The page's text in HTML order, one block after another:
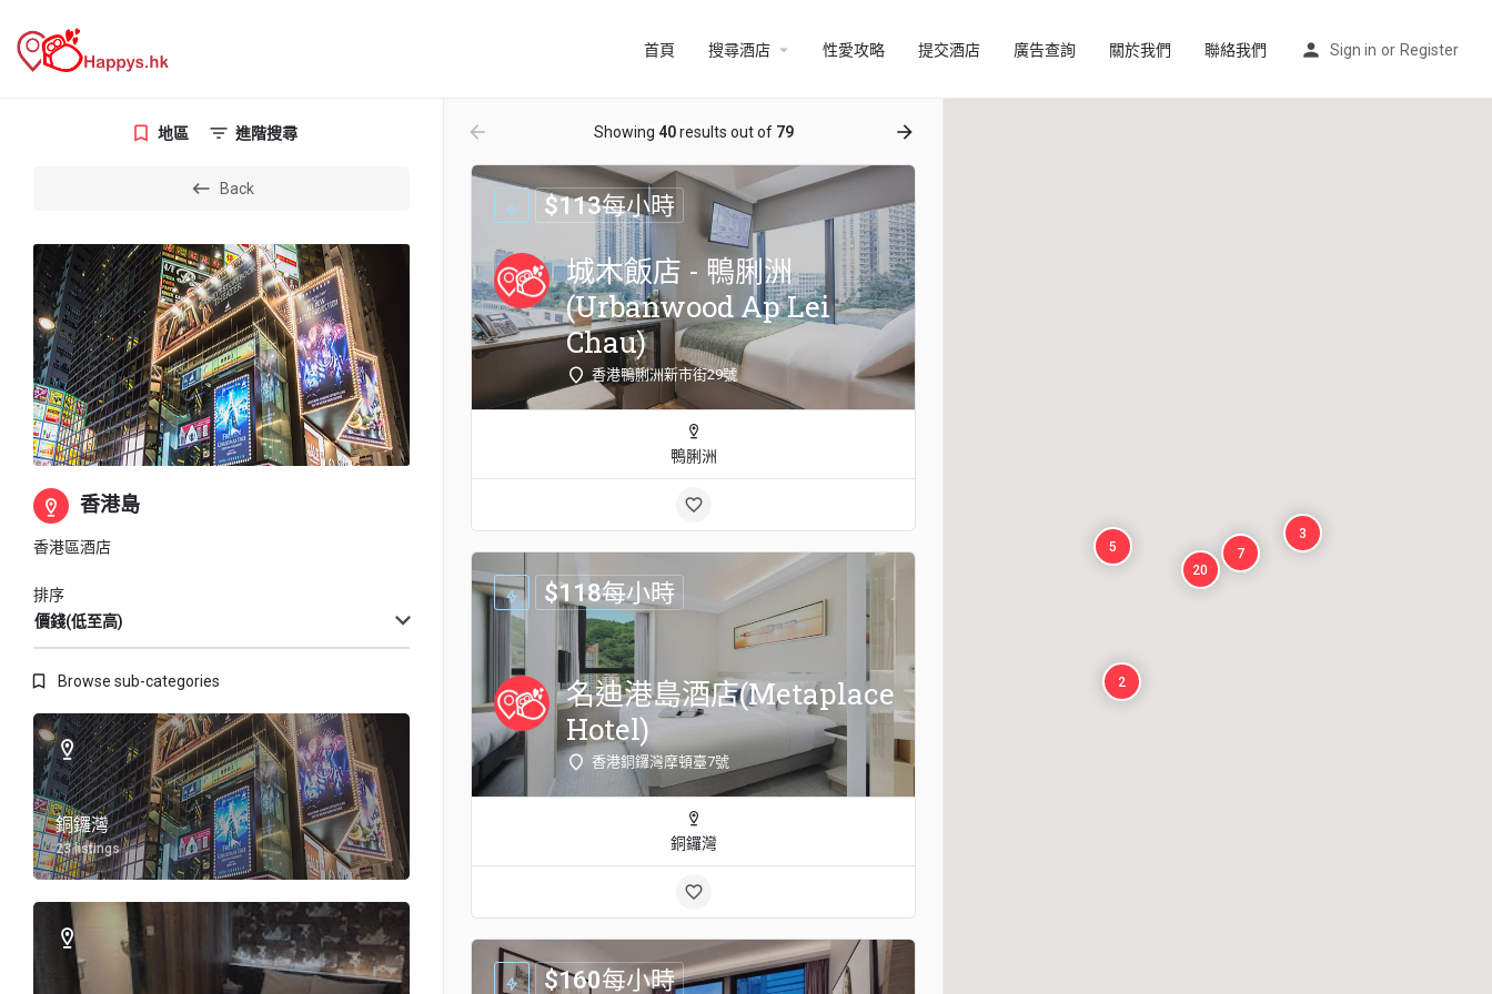
首頁 搜尋酒店 arrow_drop_down 性愛攻略 提交酒店 廣告查詢 關於我們 聯絡我們 Sign in or Register
地區 進階搜尋
Back
香港島
香港區酒店
價錢(低至高)
排序
Browse sub-categories
銅鑼灣
23 listings
arrow_backward Showing 40results out of 79 arrow_forward
城木飯店 - 鴨脷洲
(Urbanwood Ap Lei
Chau)
香港鴨脷洲新市街29號
$113每小時
鴨脷洲
名迪港島酒店(Metaplace
Hotel)
香港銅鑼灣摩頓臺7號
$118每小時
銅鑼灣
$160每小時
2
7
5
20
3